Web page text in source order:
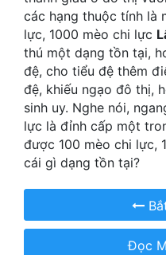
Hệ Thống
Học Đường
Khoa Huyễn
Khoa Huyễn Không Gian
Kinh Dị
Kiếm Hiệp
Kỳ Ảo
các hạng thuộc tính là
lực, 1000 mèo chi lực
thú một dạng tồn tại,
đệ, cho tiểu đệ thêm
đệ, khiếu ngạo đô thị,
sinh uy. Nghe nói,
lực là đỉnh cấp một
được 100 mèo chi lực,
cái gì dạng tồn tại?
Đọc